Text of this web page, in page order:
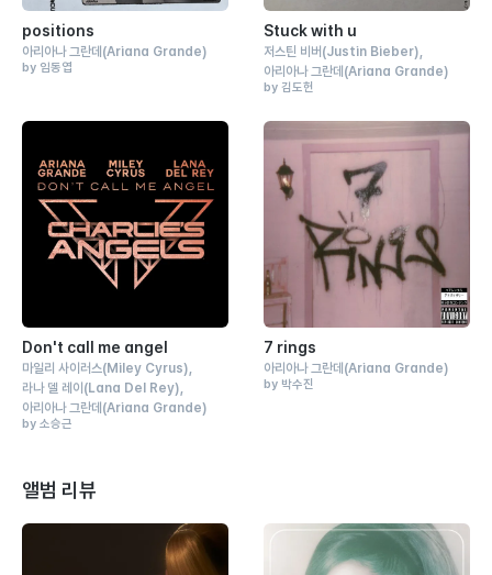
positions
아리아나 그란데 (Ariana Grande)
by 임동엽
Stuck with u
저스틴 비버 (Justin Bieber)
아리아나 그란데 (Ariana Grande)
by 김도헌
Don't call me angel
마일리 사이러스(Miley Cyrus)
라나 델 레이 (Lana Del Rey)
아리아나 그란데 (Ariana Grande)
by 소승근
7 rings
아리아나 그란데 (Ariana Grande)
by 박수진
앨범 리뷰